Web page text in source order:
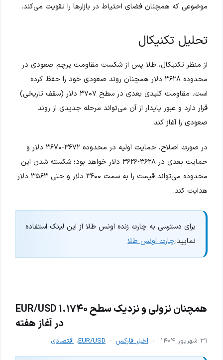
موضوعی که همچنان فضای احتیاط در بازارها را تقویت می‌کند.
تحلیل تکنیکال
از منظر تکنیکال، طلا پس از شکست مقاومت پرچم صعودی در
محدوده ۳۶۲۸ دلار همچنان روند صعودی خود را حفظ کرده
است. مقاومت کلیدی بعدی در سطح ۳۷۰۷ دلار (سقف تاریخی)
قرار دارد و عبور پایدار از آن می‌تواند مرحله جدیدی از روند
صعودی را آغاز کند.
در صورت اصلاح، حمایت اولیه در محدوده ۳۶۷۲-۳۶۷۰ دلار و
حمایت بعدی در ۳۶۲۸-۳۶۲۶ دلار خواهد بود؛ شکسته شدن این
محدوده می‌تواند قیمت را به سمت ۳۶۰۰ دلار و حتی ۳۵۶۳ دلار
هدایت کند.
برای دسترسی به چارت زنده اونس طلا از این لینک استفاده
نمایید:چارت اونس طلا
EUR/USD همچنان نزولی و نزدیک سطح ۱.۱۷۴۰
در آغاز هفته
۳۱ شهریور ۱۴۰۴ اخبار فارکس EUR/USD، اقتصادی